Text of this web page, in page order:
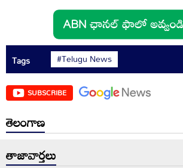
Tags #Telugu News
SUBSCRIBE
తెలంగాణ
తాజావార్తలు